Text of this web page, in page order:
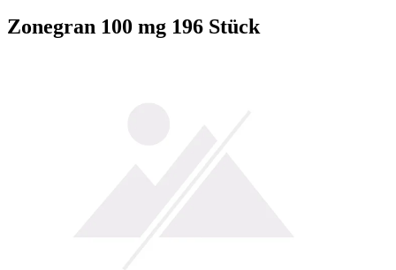
Zonegran 100 mg 196 Stück